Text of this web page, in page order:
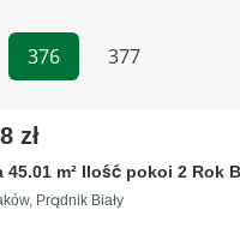
376 377
zł
45.01 m² Ilość pokoi 2 Rok
Prądnik Biały